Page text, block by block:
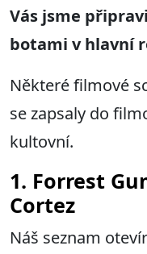
Vás jsme
botami v hlavní
Některé filmové
se zapsaly do
kultovní.
1. Forrest
Cortez
Náš seznam